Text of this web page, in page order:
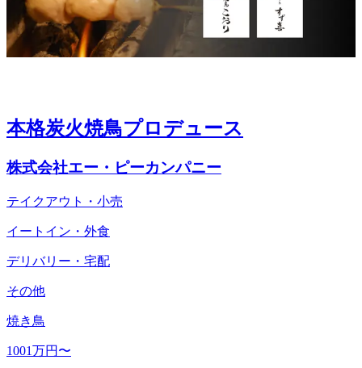
本格炭火焼鳥プロデュース
株式会社エー・ピーカンパニー
テイクアウト・小売
イートイン・外食
デリバリー・宅配
その他
焼き鳥
1001万円〜